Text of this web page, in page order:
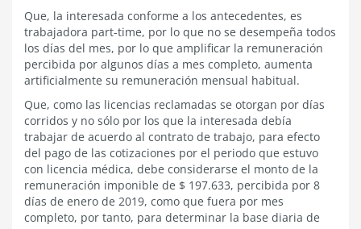
Que, la interesada conforme a los antecedentes, es
trabajadora part-time, por lo que no se desempeña todos
los días del mes, por lo que amplificar la remuneración
percibida por algunos días a mes completo, aumenta
artificialmente su remuneración mensual habitual.
Que, como las licencias reclamadas se otorgan por días
corridos y no sólo por los que la interesada debía
trabajar de acuerdo al contrato de trabajo, para efecto
del pago de las cotizaciones por el periodo que estuvo
con licencia médica, debe considerarse el monto de la
remuneración imponible de $ 197.633, percibida por 8
días de enero de 2019, como que fuera por mes
completo, por tanto, para determinar la base diaria de